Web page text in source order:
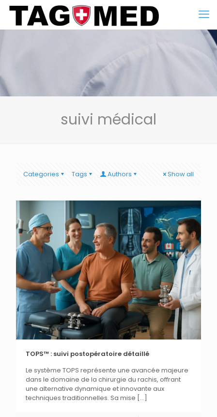
suivi médical
Categories Tags Authors Show all
TOPS™ : suivi postopératoire détaillé
Le système TOPS représente une avancée majeure
dans le domaine de la chirurgie du rachis, offrant
une alternative dynamique et innovante aux
techniques traditionnelles. Sa mise […]